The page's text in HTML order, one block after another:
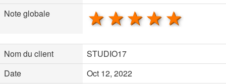
Note globale
4 stars
3 stars
2 stars
1 star
Nom du client
STUDIO17
Date
Oct 12, 2022